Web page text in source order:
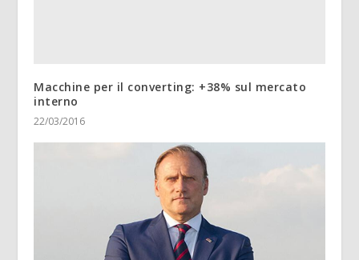
Macchine per il converting: +38% sul mercato
interno
22/03/2016